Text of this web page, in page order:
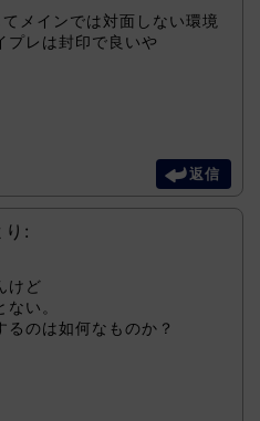
メインでは対面しない環境
プレは封印で良いや
返信
り:
けど
い。
のは如何なものか？